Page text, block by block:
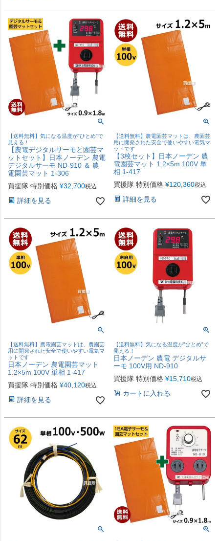
【送料無料】気になる温度が”ひとめ”で
見える！
【農電デジタルサーモと園芸マ
ットセット】日本ノーデン 農電
デジタルサーモ ND-910 ＆ 農
電園芸マット 1-306
買援隊 特別価格 ¥32,700税込
詳細を見る
【送料無料】農電園芸マットは、農園芸
用に開発された安全で使いやすい電気マ
ットです
【3枚セット】日本ノーデン 農
電園芸マット 1.2×5m 100V 単
相 1-417
買援隊 特別価格 ¥120,360税込
詳細を見る
【送料無料】農電園芸マットは、農園芸
用に開発された安全で使いやすい電気マ
ットです
日本ノーデン 農電園芸マット
1.2×5m 100V 単相 1-417
買援隊 特別価格 ¥40,120税込
詳細を見る
【送料無料】気になる温度が”ひとめ”で
見える！
日本ノーデン 農電 デジタルサ
ーモ 100V用 ND-910
買援隊 特別価格 ¥15,710税込
カートに入れる